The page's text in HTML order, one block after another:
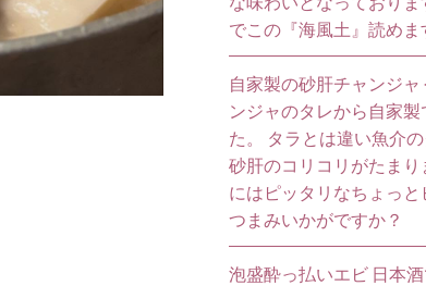
でこの『海風土』読め
自家製の砂肝チャンジャ
ンジャのタレから自家製
た。 タラとは違い魚介の
砂肝のコリコリがたまり
にはピッタリなちょっと
つまみいかがですか？
泡盛酔っ払いエビ 日本